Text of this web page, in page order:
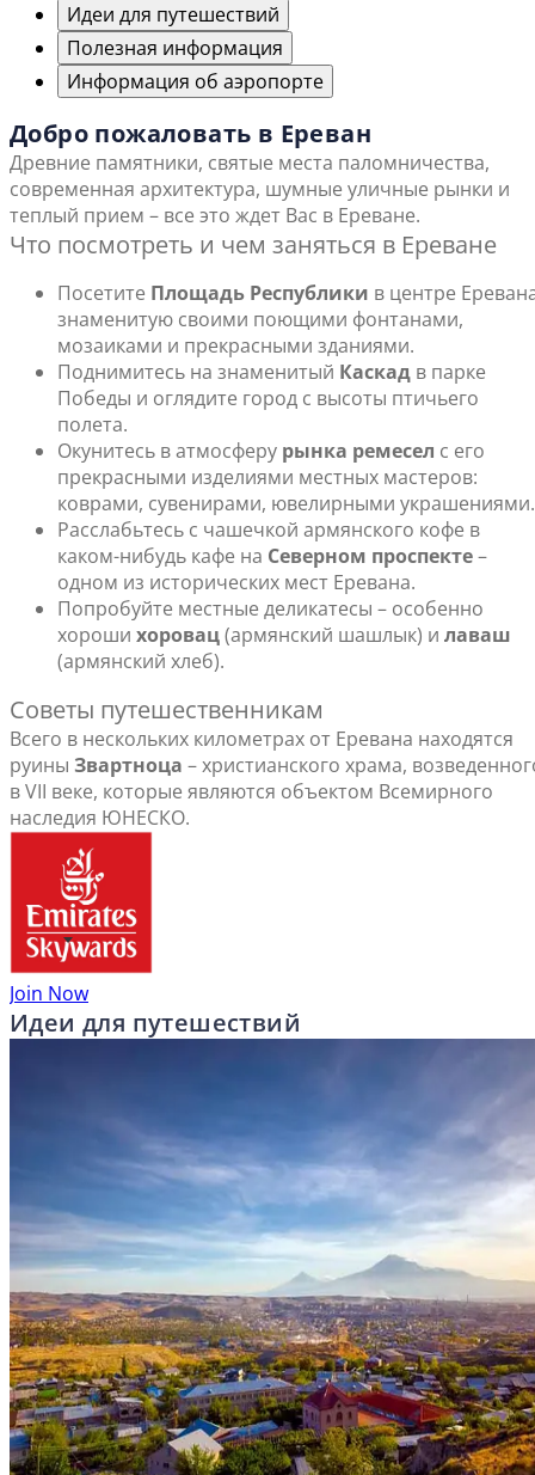
Идеи для путешествий
Полезная информация
Информация об аэропорте
Добро пожаловать в Ереван
Древние памятники, святые места паломничества,
современная архитектура, шумные уличные рынки и
теплый прием – все это ждет Вас в Ереване.
Что посмотреть и чем заняться в Ереване
Посетите Площадь Республики в центре
знаменитую своими поющими фонтанами,
мозаиками и прекрасными зданиями.
Поднимитесь на знаменитый Каскад в парке
Победы и оглядите город с высоты птичьего
полета.
Окунитесь в атмосферу рынка ремесел с его
прекрасными изделиями местных мастеров:
коврами, сувенирами, ювелирными украшениями.
Расслабьтесь с чашечкой армянского кофе в
каком-нибудь кафе на Северном проспекте–
одном из исторических мест Еревана.
Попробуйте местные деликатесы – особенно
хороши хоровац(армянский шашлык) и лаваш
(армянский хлеб).
Советы путешественникам
Всего в нескольких километрах от Еревана находятся
руины Звартноца – христианского храма,
в VII веке, которые являются объектом Всемирного
наследия ЮНЕСКО.
Join Now
Идеи для путешествий